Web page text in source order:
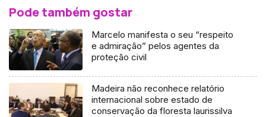
Pode também gostar
Marcelo manifesta o seu “respeito
e admiração” pelos agentes da
proteção civil
Madeira não reconhece relatório
internacional sobre estado de
conservação da floresta laurissilva